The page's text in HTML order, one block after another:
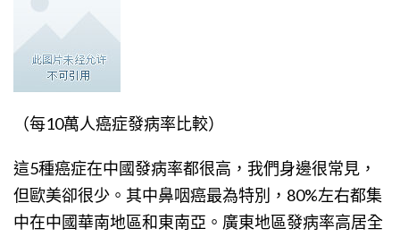
（每10萬人癌症發病率比較）
這5種癌症在中國發病率都很高，我們身邊很常見，
但歐美卻很少。其中鼻咽癌最為特別，80%左右都集
中在中國華南地區和東南亞。廣東地區發病率高居全